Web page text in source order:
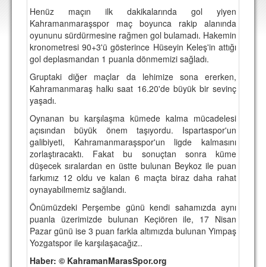
DEPLASMAN
LİSANSLI ÜRÜNLER
MULTİMEDYA
FOTOĞRAF & VİDEOLAR
MARŞ & TEZAHÜRATLAR
KULÜP
AMBLEM
SPOR TESİSLERİ
YÖNETİM KURULU
PERSONEL
SPONSORLAR
Henüz maçın ilk dakikalarında gol yiyen
Kahramanmaraşspor maç boyunca rakip alanında
oyununu sürdürmesine rağmen gol bulamadı. Hakemin
kronometresi 90+3'ü gösterince Hüseyin Keleş'in attığı
gol deplasmandan 1 puanla dönmemizi sağladı.
Gruptaki diğer maçlar da lehimize sona ererken,
Kahramanmaraş halkı saat 16.20'de büyük bir sevinç
yaşadı.
Oynanan bu karşılaşma kümede kalma mücadelesi
açısından büyük önem taşıyordu. Ispartaspor'un
galibiyeti, Kahramanmaraşspor'un ligde kalmasını
zorlaştıracaktı. Fakat bu sonuçtan sonra küme
düşecek sıralardan en üstte bulunan Beykoz ile puan
farkımız 12 oldu ve kalan 6 maçta biraz daha rahat
oynayabilmemiz sağlandı.
Önümüzdeki Perşembe günü kendi sahamızda aynı
puanla üzerimizde bulunan Keçiören ile, 17 Nisan
Pazar günü ise 3 puan farkla altımızda bulunan Yimpaş
Yozgatspor ile karşılaşacağız..
Haber: © KahramanMarasSpor.org